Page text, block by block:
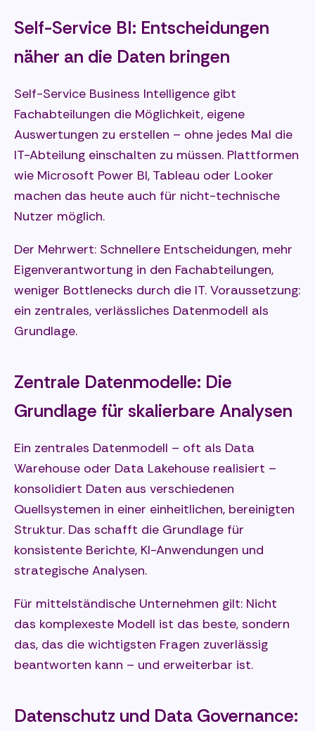
Self-Service BI: Entscheidungen
näher an die Daten bringen
Self-Service Business Intelligence gibt
Fachabteilungen die Möglichkeit, eigene
Auswertungen zu erstellen – ohne jedes Mal die
IT-Abteilung einschalten zu müssen. Plattformen
wie Microsoft Power BI, Tableau oder Looker
machen das heute auch für nicht-technische
Nutzer möglich.
Der Mehrwert: Schnellere Entscheidungen, mehr
Eigenverantwortung in den Fachabteilungen,
weniger Bottlenecks durch die IT. Voraussetzung:
ein zentrales, verlässliches Datenmodell als
Grundlage.
Zentrale Datenmodelle: Die
Grundlage für skalierbare Analysen
Ein zentrales Datenmodell – oft als Data
Warehouse oder Data Lakehouse realisiert –
konsolidiert Daten aus verschiedenen
Quellsystemen in einer einheitlichen, bereinigten
Struktur. Das schafft die Grundlage für
konsistente Berichte, KI-Anwendungen und
strategische Analysen.
Für mittelständische Unternehmen gilt: Nicht
das komplexeste Modell ist das beste, sondern
das, das die wichtigsten Fragen zuverlässig
beantworten kann – und erweiterbar ist.
Datenschutz und Data Governance: